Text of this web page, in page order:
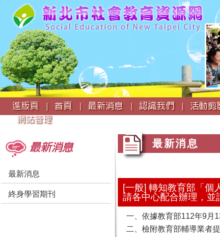
:::
進版頁 |
首頁 | 最新消息 | 認識我們 |
活動
網站管理
最新消息
最新消息
終身學習期刊
最新消息
[一般] 轉知教育部「個
請各中心配合辦理，
一、依據教育部112年9月
二、檢附教育部輔導業者